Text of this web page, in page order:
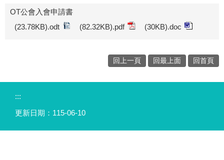
OT公會入會申請書
(23.78KB).odt (82.32KB).pdf (30KB).doc
回上一頁 回最上面 回首頁
:::
更新日期： 115-06-10